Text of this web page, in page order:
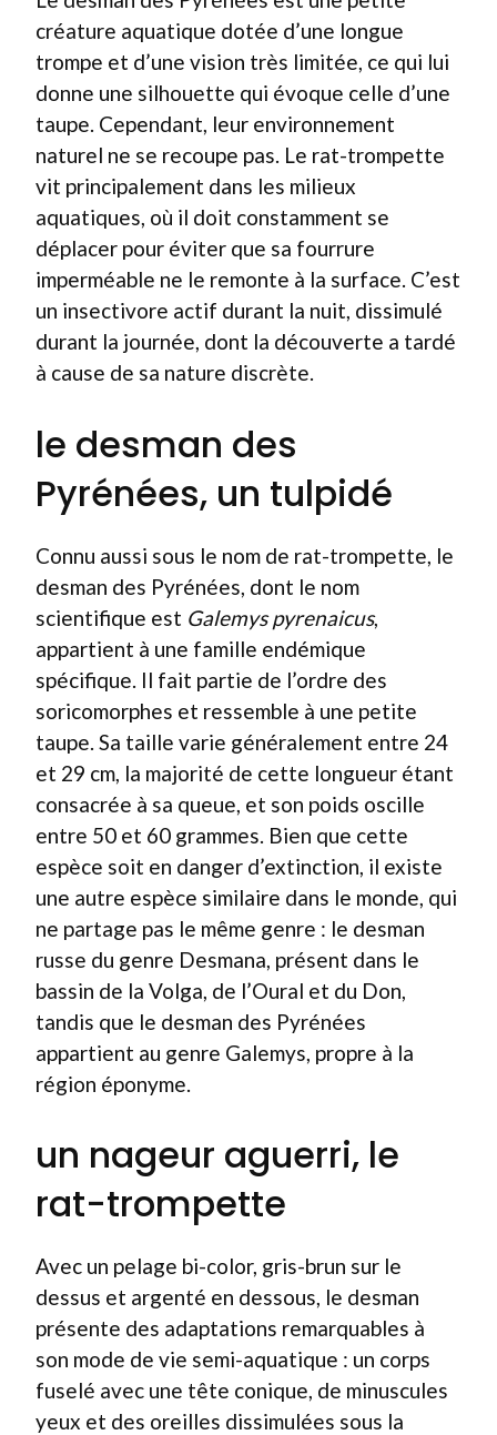
créature aquatique dotée d’une longue
trompe et d’une vision très limitée, ce qui lui
donne une silhouette qui évoque celle d’une
taupe. Cependant, leur environnement
naturel ne se recoupe pas. Le rat-trompette
vit principalement dans les milieux
aquatiques, où il doit constamment se
déplacer pour éviter que sa fourrure
imperméable ne le remonte à la surface. C’est
un insectivore actif durant la nuit, dissimulé
durant la journée, dont la découverte a tardé
à cause de sa nature discrète.
le desman des
Pyrénées, un tulpidé
Connu aussi sous le nom de rat-trompette, le
desman des Pyrénées, dont le nom
scientifique est Galemys pyrenaicus,
appartient à une famille endémique
spécifique. Il fait partie de l’ordre des
soricomorphes et ressemble à une petite
taupe. Sa taille varie généralement entre 24
et 29 cm, la majorité de cette longueur étant
consacrée à sa queue, et son poids oscille
entre 50 et 60 grammes. Bien que cette
espèce soit en danger d’extinction, il existe
une autre espèce similaire dans le monde, qui
ne partage pas le même genre : le desman
russe du genre Desmana, présent dans le
bassin de la Volga, de l’Oural et du Don,
tandis que le desman des Pyrénées
appartient au genre Galemys, propre à la
région éponyme.
un nageur aguerri, le
rat-trompette
Avec un pelage bi-color, gris-brun sur le
dessus et argenté en dessous, le desman
présente des adaptations remarquables à
son mode de vie semi-aquatique : un corps
fuselé avec une tête conique, de minuscules
yeux et des oreilles dissimulées sous la